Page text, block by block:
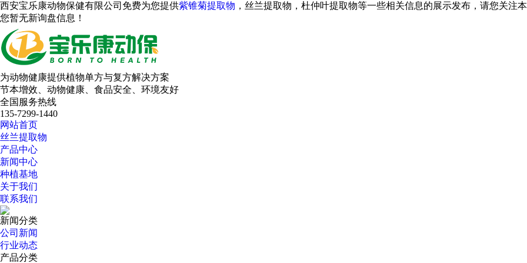
西安宝乐康动物保健有限公司免费为您提供紫锥菊提取物 ，丝兰提取物，杜仲叶提取物等一些相关信息的展示发布，请您关注
您暂无新询盘信息！
为动物健康提供植物单方与复方解决方案
节本增效、动物健康、食品安全、环境友好
全国服务热线
135-7299-1440
网站首页
丝兰提取物
产品中心
新闻中心
种植基地
关于我们
联系我们
新闻分类
公司新闻
行业动态
产品分类